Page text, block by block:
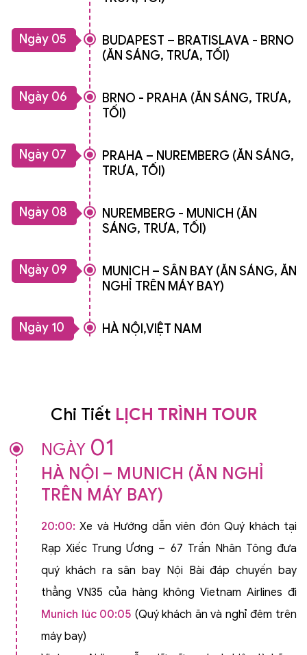
Ngày 05
BUDAPEST – BRATISLAVA - BRNO
(ĂN SÁNG, TRƯA, TỐI)
Ngày 06
BRNO - PRAHA (ĂN SÁNG, TRƯA,
TỐI)
Ngày 07
PRAHA – NUREMBERG (ĂN SÁNG,
TRƯA, TỐI)
Ngày 08
NUREMBERG - MUNICH (ĂN
SÁNG, TRƯA, TỐI)
Ngày 09
MUNICH – SÂN BAY (ĂN SÁNG, ĂN
NGHỈ TRÊN MÁY BAY)
Ngày 10 HÀ NỘI,VIỆT NAM
Chi Tiết LỊCH TRÌNH TOUR
NGÀY 01
HÀ NỘI – MUNICH (ĂN NGHỈ
TRÊN MÁY BAY)
20:00: Xe và Hướng dẫn viên đón Quý khách tại
Rạp Xiếc Trung Ương – 67 Trần Nhân Tông đưa
quý khách ra sân bay Nội Bài đáp chuyến bay
thẳng VN35 của hàng không Vietnam Airlines đi
Munich lúc 00:05 (Quý khách ăn và nghỉ đêm trên
máy bay)